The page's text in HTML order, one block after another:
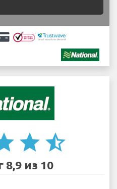
star star_half
8,9 из 10